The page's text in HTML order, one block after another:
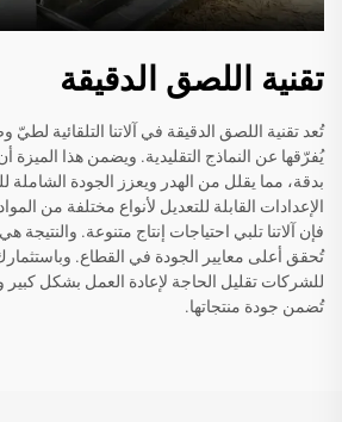
تقنية اللصق الدقيقة
تُعد تقنية اللصق الدقيقة في آلاتنا التلقائية لطيّ
يُفرّقها عن النماذج التقليدية. ويضمن هذا
بدقة، مما يقلل من الهدر ويعزز الجودة الشاملة
الإعدادات القابلة للتعديل لأنواع مختلفة من
فإن آلاتنا تلبي احتياجات إنتاج متنوعة. والنتيجة
تُحقق أعلى معايير الجودة في القطاع.
للشركات تقليل الحاجة لإعادة العمل بشكل
تُضمن جودة منتجاتها.